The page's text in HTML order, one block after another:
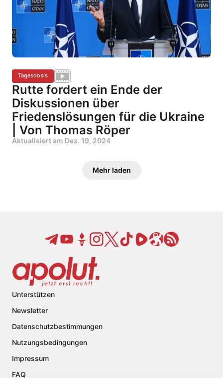
Tagesdosis
Rutte fordert ein Ende der
Diskussionen über
Friedenslösungen für die Ukraine
| Von Thomas Röper
Aktualisiert am Dez. 19, 2024
Mehr laden
Unterstützen
Newsletter
Datenschutzbestimmungen
Nutzungsbedingungen
Impressum
FAQ